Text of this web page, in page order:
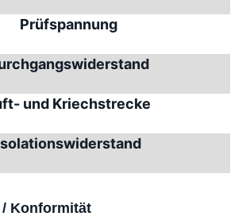
Prüfspannung
und Kriechstrecke
Konformität